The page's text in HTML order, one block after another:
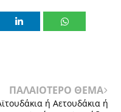
ΠΑΛΑΙΟΤΕΡΟ ΘΕΜΑ
ή Αετουδάκια ή